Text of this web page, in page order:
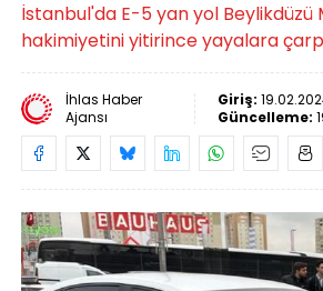
İstanbul'da E-5 yan yol
hakimiyetini yitirince yayalara
İhlas Haber
Ajansı
Giriş:
Güncelleme: